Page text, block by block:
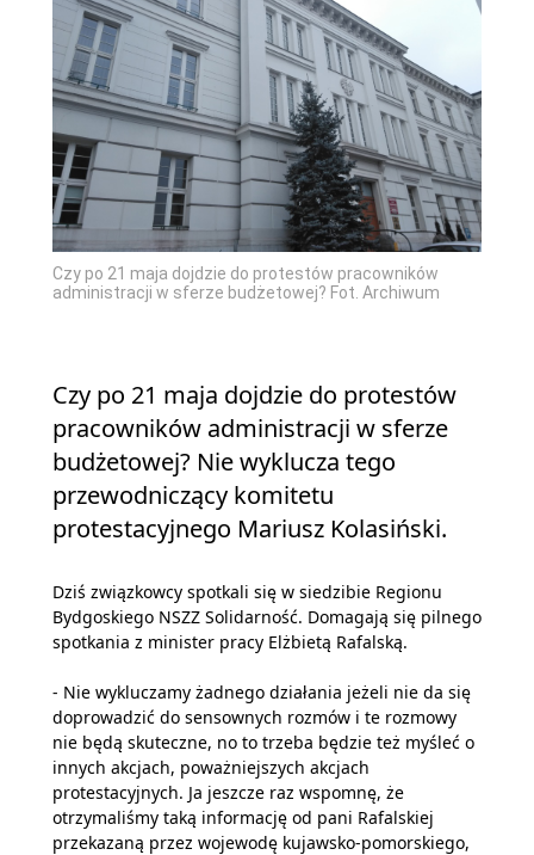
Czy po 21 maja dojdzie do protestów pracowników
administracji w sferze budżetowej? Fot. Archiwum
Czy po 21 maja dojdzie do protestów
pracowników administracji w sferze
budżetowej? Nie wyklucza tego
przewodniczący komitetu
protestacyjnego Mariusz Kolasiński.
Dziś związkowcy spotkali się w siedzibie Regionu
Bydgoskiego NSZZ Solidarność. Domagają się pilnego
spotkania z minister pracy Elżbietą Rafalską.
- Nie wykluczamy żadnego działania jeżeli nie da się
doprowadzić do sensownych rozmów i te rozmowy
nie będą skuteczne, no to trzeba będzie też myśleć o
innych akcjach, poważniejszych akcjach
protestacyjnych. Ja jeszcze raz wspomnę, że
otrzymaliśmy taką informację od pani Rafalskiej
przekazaną przez wojewodę kujawsko-pomorskiego,